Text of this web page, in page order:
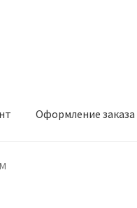
Оформление заказа